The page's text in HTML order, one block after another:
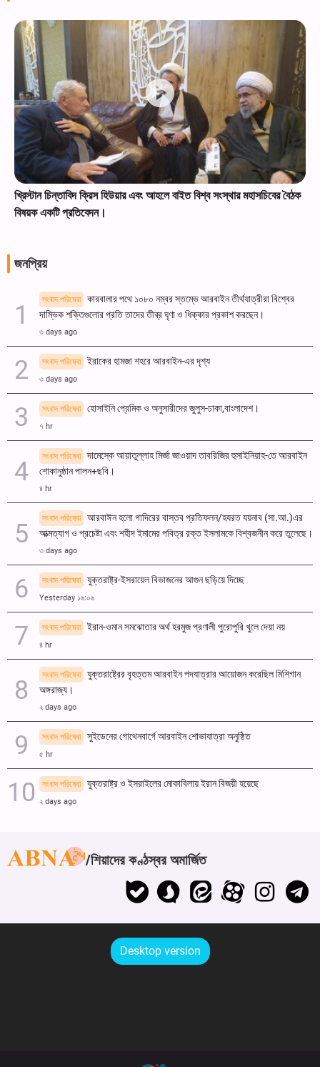
খ্রিস্টান চিন্তাবিদ ক্রিস হিউয়ার এবং আহলে বাইত বিশ্ব সংস্থার মহাসচিবের বৈঠক
বিষয়ক একটি প্রতিবেদন।
জনপ্রিয়
সংবাদ পরিষেবা
কারবালার পথে ১০৮০ নম্বর স্তম্ভে আরবাইন তীর্থযাত্রীরা বিশ্বের
দাম্ভিক শক্তিগুলোর প্রতি তাদের তীব্র ঘৃণা ও ধিক্কার প্রকাশ করছেন।
৩ days ago
সংবাদ পরিষেবা ইরাকের হামজা শহরে আরবাইন-এর দৃশ্য
৩ days ago
সংবাদ পরিষেবা হোসাইনি প্রেমিক ও অনুসারীদের জুলুস-ঢাকা,বাংলাদেশ।
৭ hr
সংবাদ পরিষেবা
দামেস্কে আয়াতুল্লাহ মির্জা জাওয়াদ তাবরিজির হুসাইনিয়াহ-তে আরবাইন
শোকানুষ্ঠান পালন+ছবি।
৪ hr
সংবাদ পরিষেবা
আরবাঈন হলো গাদিরের বাস্তব প্রতিফলন/হযরত যয়নাব (সা.আ.)এর
আত্মত্যাগ ও প্রচেষ্টা এবং শহীদ ইমামের পবিত্র রক্ত ​​ইসলামকে বিশ্বজনীন করে তুলেছে।
৩ days ago
সংবাদ পরিষেবা যুক্তরাষ্ট্র-ইসরায়েল বিভাজনের আগুন ছড়িয়ে দিচ্ছে
Yesterday ১৬:০৬
সংবাদ পরিষেবা ইরান-ওমান সমঝোতার অর্থ হরমুজ প্রণালী পুরোপুরি খুলে দেয়া নয়
৪ hr
সংবাদ পরিষেবা
যুক্তরাষ্ট্রের বৃহত্তম আরবাইন পদযাত্রার আয়োজন করেছিল মিশিগান
অঙ্গরাজ্য।
২ days ago
সংবাদ পরিষেবা সুইডেনের গোথেনবার্গে আরবাইন শোভাযাত্রা অনুষ্ঠিত
৫ hr
সংবাদ পরিষেবা যুক্তরাষ্ট্র ও ইসরাইলের মোকাবিলায় ইরান বিজয়ী হয়েছে
২ days ago
শিয়াদের কণ্ঠস্বর অমার্জিত
Desktop version